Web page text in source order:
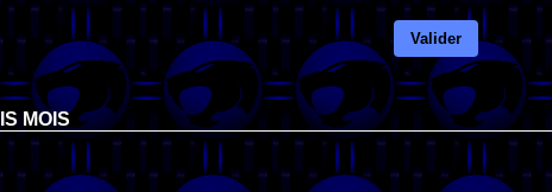
Valider
MOIS